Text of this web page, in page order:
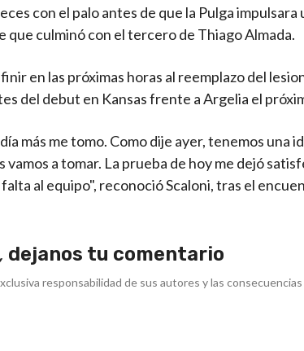
con el palo antes de que la Pulga
que culminó con el tercero de Thiago Almada.
en las próximas horas al reemplazo del
del debut en Kansas frente a Argelia el
más me tomo. Como dije ayer, tenemos una
vamos a tomar. La prueba de hoy me dejó
al equipo", reconoció Scaloni, tras el
dejanos tu comentario
responsabilidad de sus autores y las